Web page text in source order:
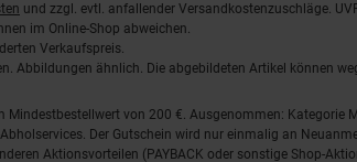
und zzgl. evtl. anfallender Versandkostenzuschläge.
im Online-Shop abweichen.
Verkaufspreis.
Abbildungen ähnlich. Die abgebildeten Artikel können
von 200 €. Ausgenommen: Kategorie
Der Gutschein wird nur einmalig an
Aktionsvorteilen (PAYBACK oder sonstige Shop-